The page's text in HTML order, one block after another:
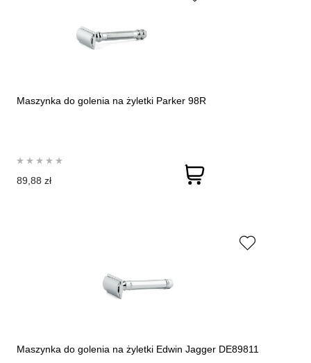
Maszynka do golenia na żyletki Parker 98R
89,88 zł
Maszynka do golenia na żyletki Edwin Jagger DE89811